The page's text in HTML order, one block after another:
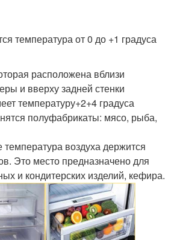
температура от 0 до +1 градуса
расположена вблизи
и вверху задней стенки
температуру+2+4 градуса
полуфабрикаты: мясо, рыба,
воздуха держится
Это место предназначено для
и кондитерских изделий, кефира.